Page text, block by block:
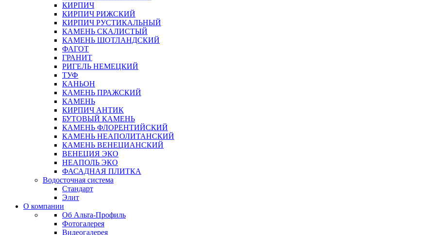
КИРПИЧ
КИРПИЧ РИЖСКИЙ
КИРПИЧ РУСТИКАЛЬНЫЙ
КАМЕНЬ СКАЛИСТЫЙ
КАМЕНЬ ШОТЛАНДСКИЙ
ФАГОТ
ГРАНИТ
РИГЕЛЬ НЕМЕЦКИЙ
ТУФ
КАНЬОН
КАМЕНЬ ПРАЖСКИЙ
КАМЕНЬ
КИРПИЧ АНТИК
БУТОВЫЙ КАМЕНЬ
КАМЕНЬ ФЛОРЕНТИЙСКИЙ
КАМЕНЬ НЕАПОЛИТАНСКИЙ
КАМЕНЬ ВЕНЕЦИАНСКИЙ
ВЕНЕЦИЯ ЭКО
НЕАПОЛЬ ЭКО
ФАСАДНАЯ ПЛИТКА
Водосточная система
Стандарт
Элит
О компании
Об Альта-Профиль
Фотогалерея
Видеогалерея